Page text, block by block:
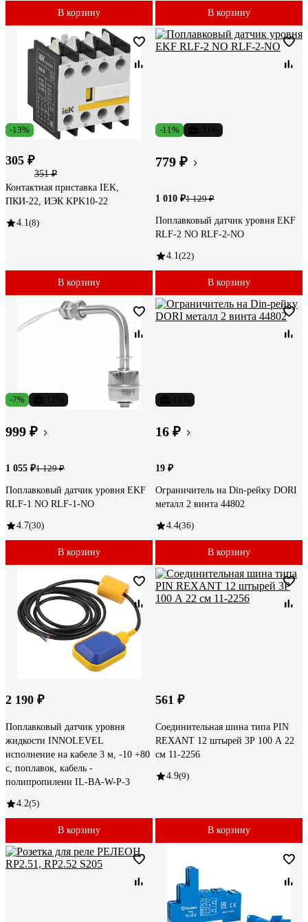
В корзину В корзину
-13%
305 ₽
351 ₽
Контактная приставка IEK,
ПКИ-22, ИЭК KPK10-22
4.1 (8)
В корзину
-11%
779 ₽
1 010 ₽1 129 ₽
Поплавковый датчик уровня EKF
RLF-2 NO RLF-2-NO
4.1 (22)
В корзину
-7%
999 ₽
1 055 ₽1 129 ₽
Поплавковый датчик уровня EKF
RLF-1 NO RLF-1-NO
4.7(30)
В корзину
16 ₽
19 ₽
Ограничитель на Din-рейку DORI
металл 2 винта 44802
4.4(36)
В корзину
2 190 ₽
Поплавковый датчик уровня
жидкости INNOLEVEL
исполнение на кабеле 3 м, -10 +80
с, поплавок, кабель -
полипропилени IL-BA-W-P-3
4.2(5)
В корзину
561 ₽
Соединительная шина типа PIN
REXANT 12 штырей 3Р 100 А 22
см 11-2256
4.9(9)
В корзину